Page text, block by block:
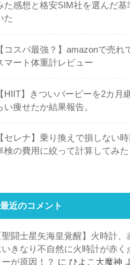
た感想と格安SIM社を選んだ基
た
コスパ最強？】amazonで売れ
マート体重計レビュー
HIIT】きついバーピーを2カ月
い痩せたか結果報告。
セレナ】乗り換えで損しない時
検の費用に絞って計算してみた
最近のコメント
聖闘士星矢海皇覚醒】火時計、
いきなり不自然に火時計が赤く
が原因！？ に ひよこ大魔神